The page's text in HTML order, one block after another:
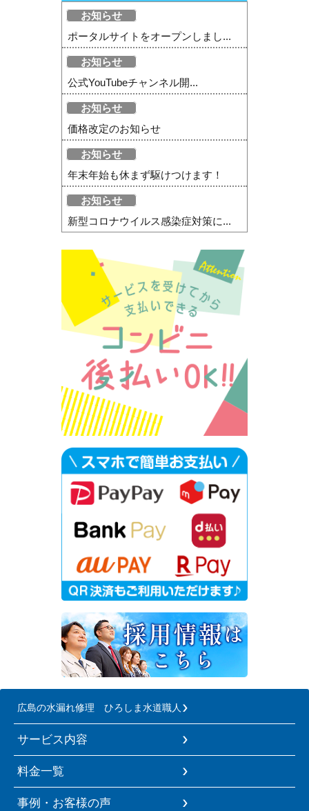
お知らせ
ポータルサイトをオープンしまし...
お知らせ
公式YouTubeチャンネル開...
お知らせ
価格改定のお知らせ
お知らせ
年末年始も休まず駆けつけます！
お知らせ
新型コロナウイルス感染症対策に...
広島の水漏れ修理 ひろしま水道職人
サービス内容
料金一覧
事例・お客様の声